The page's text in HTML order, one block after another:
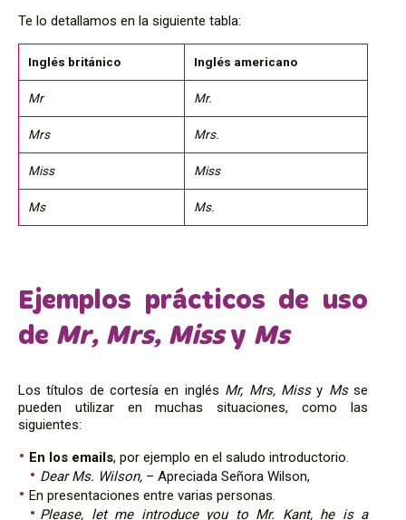
Te lo detallamos en la siguiente tabla:
Inglés británico Inglés americano
Mr Mr.
Mrs Mrs.
Miss Miss
Ms Ms.
Ejemplos prácticos de uso
de Mr, Mrs, Missy Ms
Los títulos de cortesía en inglés Mr, Mrs, Missy Msse
pueden utilizar en muchas situaciones, como las
siguientes:
En los emails, por ejemplo en el saludo introductorio.
Dear Ms. Wilson, – Apreciada Señora Wilson,
En presentaciones entre varias personas.
Please, let me introduce you to Mr. Kant, he is a